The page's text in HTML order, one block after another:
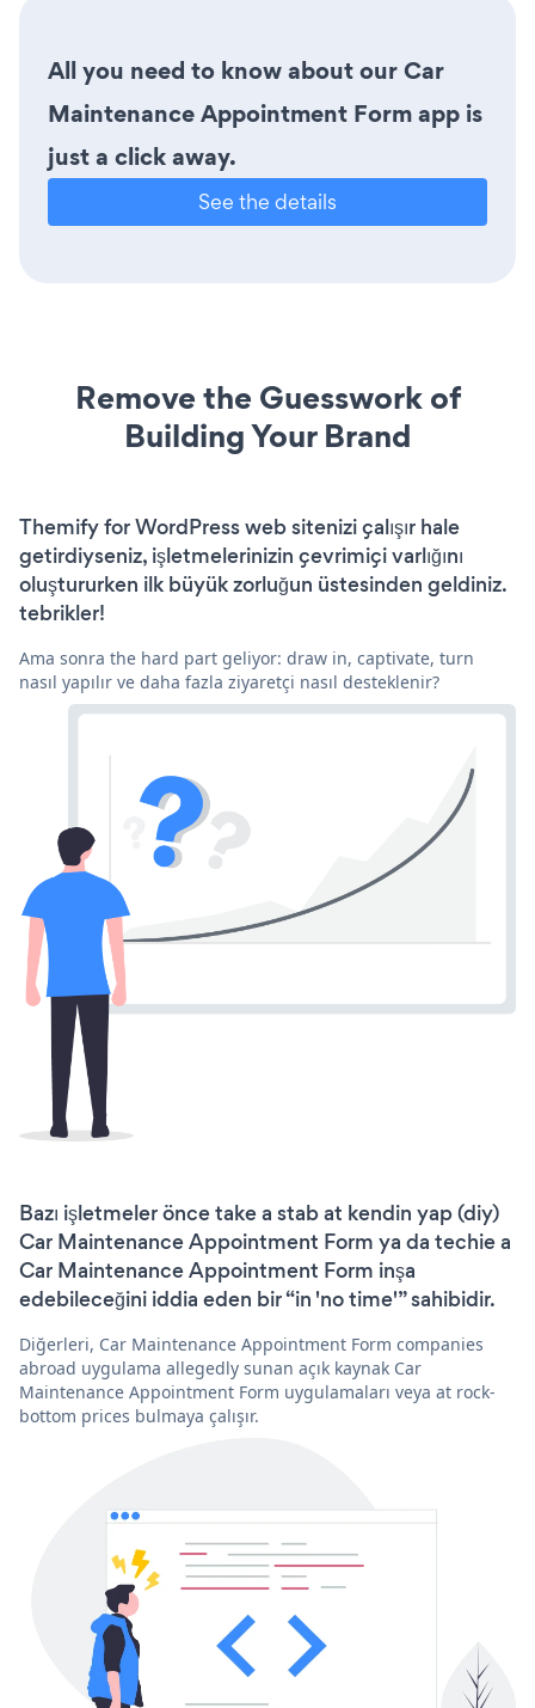
All you need to know about our Car
Maintenance Appointment Form app is
just a click away.
See the details
Remove the Guesswork of
Building Your Brand
Themify for WordPress web sitenizi çalışır hale
getirdiyseniz, işletmelerinizin çevrimiçi varlığını
oluştururken ilk büyük zorluğun üstesinden geldiniz.
tebrikler!
Ama sonra the hard part geliyor: draw in, captivate, turn
nasıl yapılır ve daha fazla ziyaretçi nasıl desteklenir?
Bazı işletmeler önce take a stab at kendin yap (diy)
Car Maintenance Appointment Form ya da techie a
Car Maintenance Appointment Form inşa
edebileceğini iddia eden bir “in 'no time'” sahibidir.
Diğerleri, Car Maintenance Appointment Form companies
abroad uygulama allegedly sunan açık kaynak Car
Maintenance Appointment Form uygulamaları veya at rock-
bottom prices bulmaya çalışır.